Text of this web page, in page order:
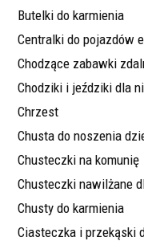
Butelki do karmienia
Centralki do pojazdów
Chodzące zabawki
Chodziki i jeździki dla
Chrzest
Chusta do noszenia
Chusteczki na komunię
Chusteczki nawilżane
Chusty do karmienia
Ciasteczka i przekąski